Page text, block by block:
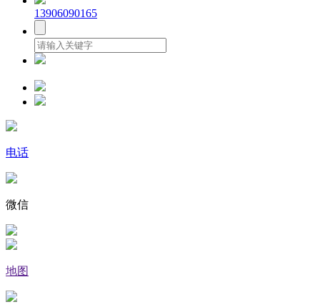
13906090165
电话
微信
地图